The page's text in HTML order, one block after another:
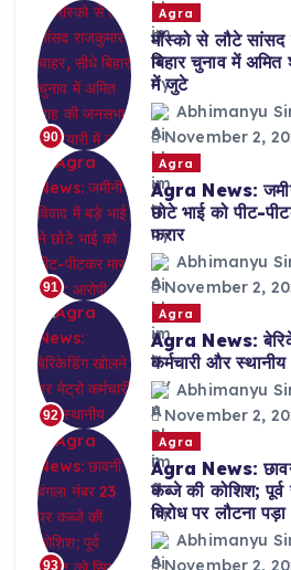
90
Agra
मॉस्को से लौटे सांसद
बिहार चुनाव में
में जुटे
Abhimanyu
November 2,
91
Agra
Agra News:
छोटे भाई को पीट-
फरार
Abhimanyu
November 2,
92
Agra
Agra News:
कर्मचारी और
Abhimanyu
November 2,
93
Agra
Agra News:
कब्जे की कोशिश;
विरोध पर लौटना पड़ा
Abhimanyu
November 2,